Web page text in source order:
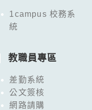
1campus 校務系
統
教職員專區
差勤系統
公文簽核
網路請購